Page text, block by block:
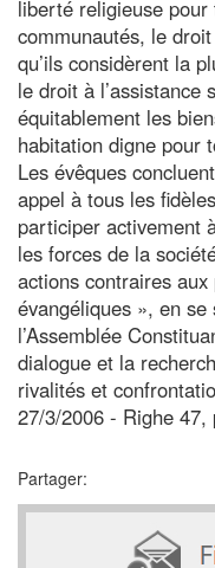
liberté religieuse
communautés, le
qu’ils considèrent la
le droit à
équitablement les
habitation digne pour
Les évêques
appel à tous les
participer activement
les forces de la
actions contraires
évangéliques », en
l’Assemblée
dialogue et la
rivalités et
27/3/2006 - Righe 47,
Partager: